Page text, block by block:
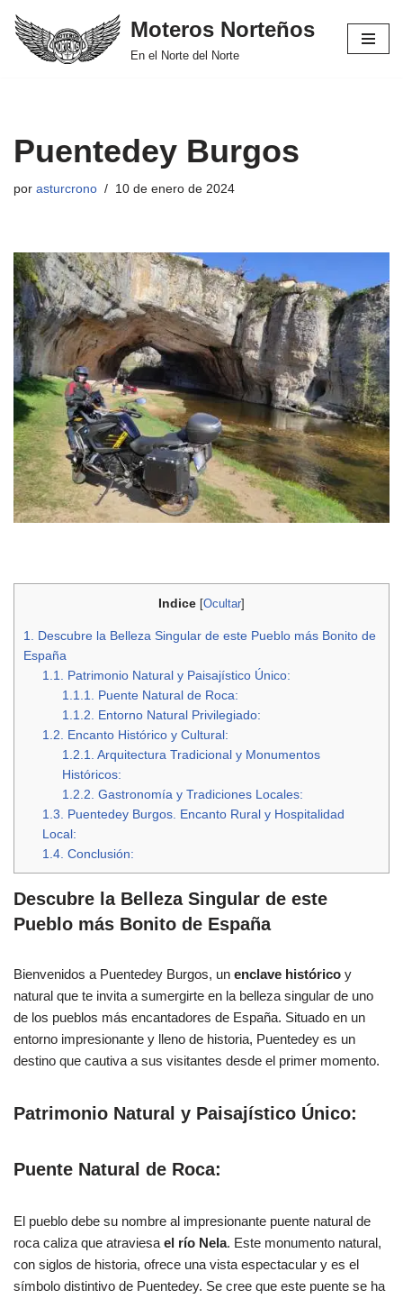
Saltar
Moteros Norteños
En el Norte del Norte
Puentedey Burgos
por asturcrono 10 de enero de 2024
Indice [Ocultar]
1. Descubre la Belleza Singular de este Pueblo más Bonito de
España
1.1. Patrimonio Natural y Paisajístico Único:
1.1.1. Puente Natural de Roca:
1.1.2. Entorno Natural Privilegiado:
1.2. Encanto Histórico y Cultural:
1.2.1. Arquitectura Tradicional y Monumentos
Históricos:
1.2.2. Gastronomía y Tradiciones Locales:
1.3. Puentedey Burgos. Encanto Rural y Hospitalidad
Local:
1.4. Conclusión:
Descubre la Belleza Singular de este
Pueblo más Bonito de España
Bienvenidos a Puentedey Burgos, un enclave histórico y
natural que te invita a sumergirte en la belleza singular de uno
de los pueblos más encantadores de España. Situado en un
entorno impresionante y lleno de historia, Puentedey es un
destino que cautiva a sus visitantes desde el primer momento.
Patrimonio Natural y Paisajístico Único:
Puente Natural de Roca:
El pueblo debe su nombre al impresionante puente natural de
roca caliza que atraviesa el río Nela. Este monumento natural,
con siglos de historia, ofrece una vista espectacular y es el
símbolo distintivo de Puentedey. Se cree que este puente se ha